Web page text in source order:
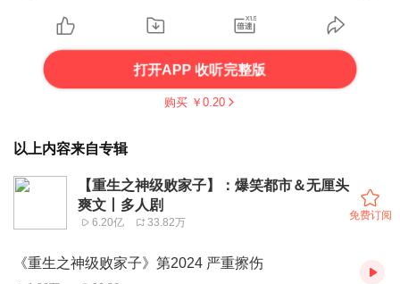
打开APP 收听完整版
购买 ￥ 0.20
以上内容来自专辑
【重生之神级败家子】：爆笑都市＆无厘头
爽文丨多人剧
6.20亿 33.82万
免费订阅
《重生之神级败家子》第2024 严重擦伤